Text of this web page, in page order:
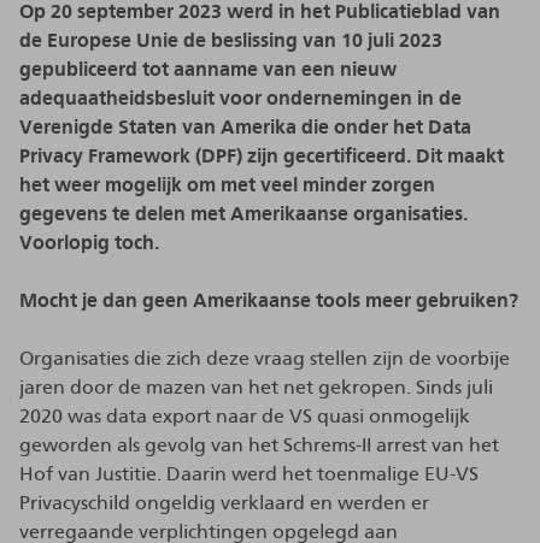
Op 20 september 2023 werd in het Publicatieblad van
de Europese Unie de beslissing van 10 juli 2023
gepubliceerd tot aanname van een nieuw
adequaatheidsbesluit voor ondernemingen in de
Verenigde Staten van Amerika die onder het Data
Privacy Framework (DPF) zijn gecertificeerd. Dit maakt
het weer mogelijk om met veel minder zorgen
gegevens te delen met Amerikaanse organisaties.
Voorlopig toch.
Mocht je dan geen Amerikaanse tools meer gebruiken?
Organisaties die zich deze vraag stellen zijn de voorbije
jaren door de mazen van het net gekropen. Sinds juli
2020 was data export naar de VS quasi onmogelijk
geworden als gevolg van het Schrems-II arrest van het
Hof van Justitie. Daarin werd het toenmalige EU-VS
Privacyschild ongeldig verklaard en werden er
verregaande verplichtingen opgelegd aan